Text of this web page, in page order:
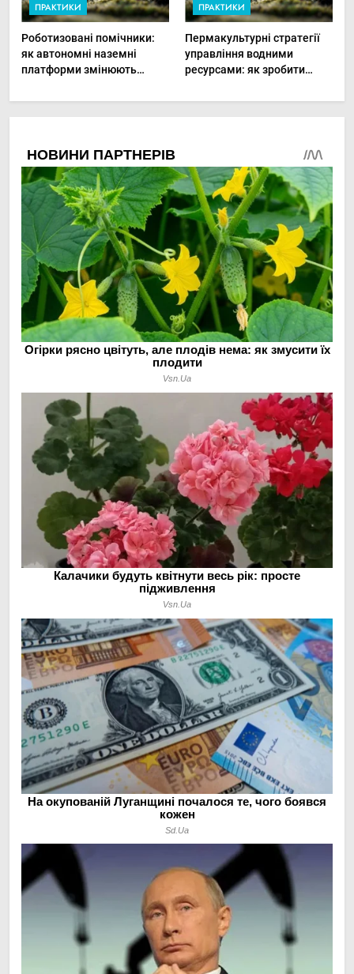
ПРАКТИКИ
Роботизовані помічники:
як автономні наземні
платформи змінюють
овочами
ПРАКТИКИ
Пермакультурні стратегії
управління водними
ресурсами: як зробити
до посухи